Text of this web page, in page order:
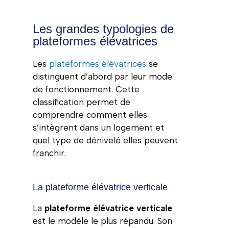
Les grandes typologies de
plateformes élévatrices
Les plateformes élévatrices se
distinguent d’abord par leur mode
de fonctionnement. Cette
classification permet de
comprendre comment elles
s’intègrent dans un logement et
quel type de dénivelé elles peuvent
franchir.
La plateforme élévatrice verticale
La plateforme élévatrice verticale
est le modèle le plus répandu. Son